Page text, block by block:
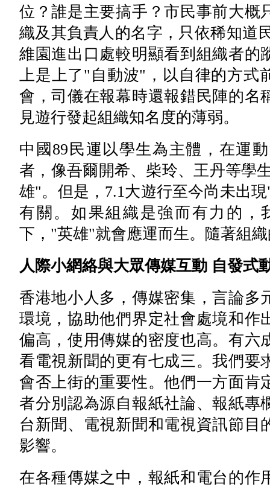
位？誰是主要搞手？市民事前大概
織及其負責人的名字，只依稀知道
維園進出口處較明顯看到組織者的
上是上了"自動波"，以自律的方式
會，司儀在報幕時還報錯民陣的名
見遊行發起組織知名度的薄弱。
中國89民運以學生為主體，在運
者，像吾爾開希、柴玲、王丹等學
雄"。但是，7.1大遊行至今尚未出
有關。如果組織是強而有力的，
下，"英雄"就會應運而生。隨著組
人際小網絡與大眾傳媒互動 自發式
香港地小人多，傳媒密集，言論多
環境，協助他們界定社會處境和作
偏高，使用傳媒的密度也高。有六
看電視新聞的更有七成三。我們要
會否上街的重要性。他們一方面肯
者分別認為源自報紙社論、報紙專
台新聞、電視新聞和電視資訊節目
影響。
在各種傳媒之中，報紙和電台的作